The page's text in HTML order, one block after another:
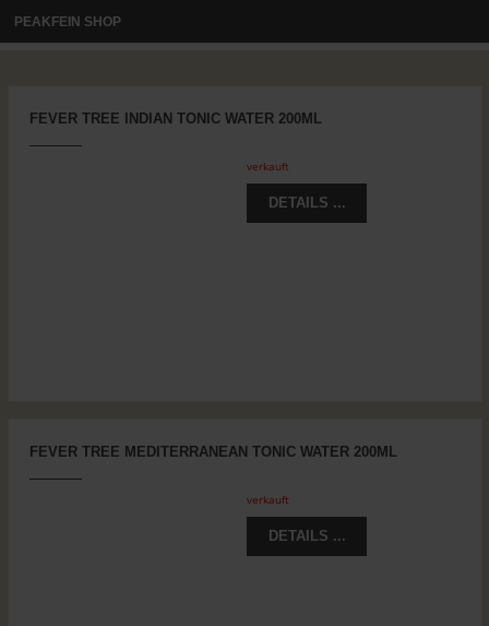
PEAKFEIN SHOP
FEVER TREE INDIAN TONIC WATER 200ML
verkauft
DETAILS ...
FEVER TREE MEDITERRANEAN TONIC WATER 200ML
verkauft
DETAILS ...